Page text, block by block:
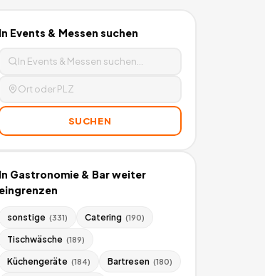
In Events & Messen suchen
SUCHEN
In Gastronomie & Barweiter
eingrenzen
sonstige (331) Catering (190)
Tischwäsche (189)
Küchengeräte (184) Bartresen (180)